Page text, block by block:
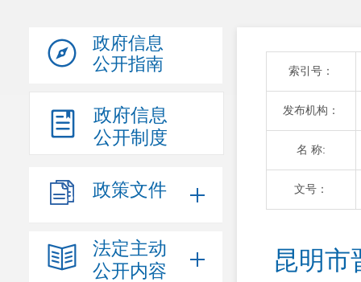
政府信息
公开指南
政府信息
公开制度
政策文件
法定主动
公开内容
索引号：
发布机构：
名 称:
文号：
昆明市